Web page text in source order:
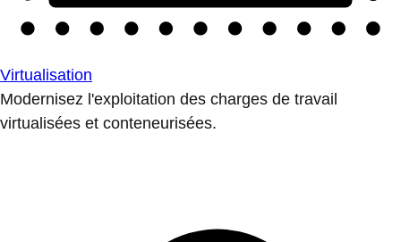
Virtualisation
Modernisez l'exploitation des charges de travail
virtualisées et conteneurisées.